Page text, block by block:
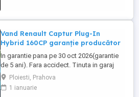
Vand Renault Captur Plug-In
Hybrid 160CP garanție producător
In garantie pana pe 30 oct 2026(garantie
de 5 ani). Fara accidect. Tinuta in garaj
(arata ca noua, nu are zgarieturi). Folosita
doar la naveta(30km zilnic). Nu are urme
de uzura, placutele si discurile nu sunt
Ploiesti, Prahova
1 ianuarie